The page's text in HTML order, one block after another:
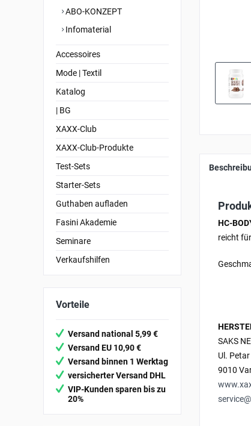
ABO-KONZEPT
Infomaterial
Accessoires
Mode | Textil
Katalog
| BG
XAXX-Club
XAXX-Club-Produkte
Test-Sets
Starter-Sets
Guthaben aufladen
Fasini Akademie
Seminare
Verkaufshilfen
Vorteile
Versand national 5,99 €
Versand EU 10,90 €
Versand binnen 1 Werktag
versicherter Versand DHL
VIP-Kunden sparen bis zu
20%
HC-
reicht
SAKS
Ul.
9010